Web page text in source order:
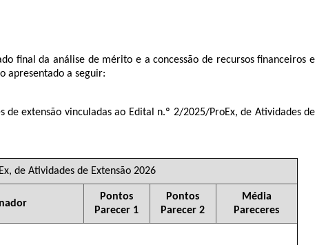
final da análise de mérito e a concessão de recursos financeiros e
apresentado a seguir:
extensão vinculadas ao Edital n.º 2/2025/ProEx, de Atividades de
de Atividades de Extensão 2026
Pontos
Parecer 1
Pontos
Parecer 2
Média
Pareceres